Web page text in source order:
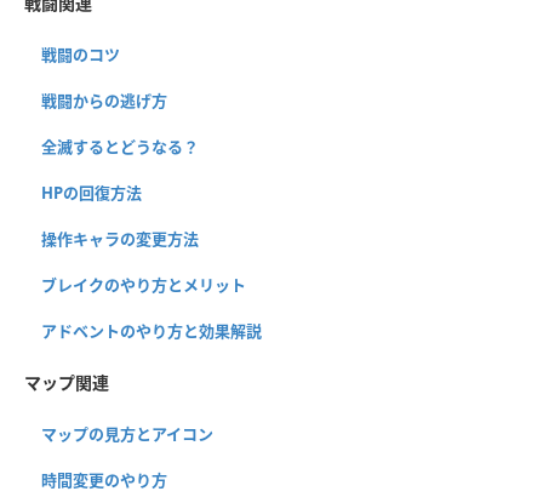
戦闘のコツ
戦闘からの逃げ方
全滅するとどうなる？
HPの回復方法
操作キャラの変更方法
ブレイクのやり方とメリット
アドベントのやり方と効果解説
マップ関連
マップの見方とアイコン
時間変更のやり方